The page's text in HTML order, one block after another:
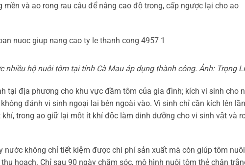
mền và ao rong rau câu để nâng cao độ trong, cấp ngược lại cho ao
hộ nuôi tôm tại tỉnh Cà Mau áp dụng thành công. Ảnh: Trọng
tại địa phương cho khu vực đầm tôm của gia đình; kích vi sinh cho
đánh vi sinh ngoại lai bên ngoài vào. Vi sinh chỉ cần kích lên lần
trong ao giữ lại một ít khí độc làm dinh dưỡng cho vi sinh vật và
nước không chỉ tiết kiệm được chi phí sản xuất mà còn giúp tôm nuôi
hoạch. Chỉ sau 90 ngày chăm sóc, mô hình nuôi tôm thẻ chân